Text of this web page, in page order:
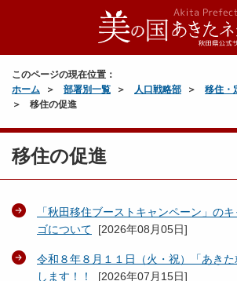
このページの現在位置：
ホーム
部署別一覧 人口戦略部
移住・
移住の促進
移住の促進
「秋田移住ブーストキャンペーン」の
ゴについて [2026年08月05日]
令和８年８月１１日（火・祝）「あき
します！！
[2026年07月15日]